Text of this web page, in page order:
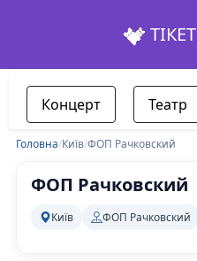
ТІКЕТ
Концерт Театр
Головна/Київ/ФОП Рачковский
ФОП Рачковский
Київ ФОП Рачковский